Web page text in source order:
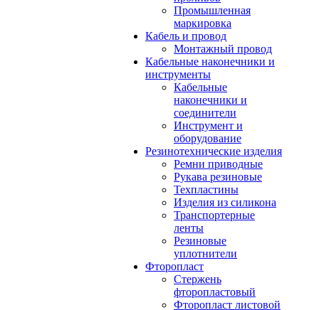
Промышленная
маркировка
Кабель и провод
Монтажный провод
Кабельные наконечники и
инструменты
Кабельные
наконечники и
соединители
Инструмент и
оборудование
Резинотехнические изделия
Ремни приводные
Рукава резиновые
Техпластины
Изделия из силикона
Транспортерные
ленты
Резиновые
уплотнители
Фторопласт
Стержень
фторопластовый
Фторопласт листовой